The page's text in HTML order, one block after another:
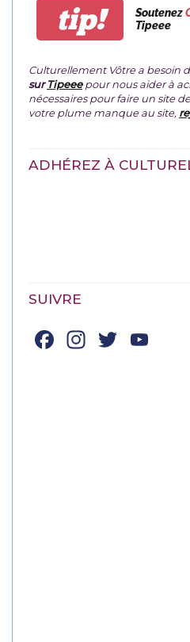
tip! Soutenez
Tipeee
Culturellement Vôtre a besoin
surTipeeepour nous aider à
nécessaires pour faire un site
votre plume manque au site,
ADHÉREZ À
SUIVRE
Facebook